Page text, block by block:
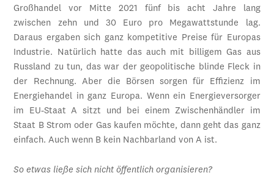
Großhandel vor Mitte 2021 fünf bis acht Jahre lang
zwischen zehn und 30 Euro pro Megawattstunde lag.
Daraus ergaben sich ganz kompetitive Preise für Europas
Industrie. Natürlich hatte das auch mit billigem Gas aus
Russland zu tun, das war der geopolitische blinde Fleck in
der Rechnung. Aber die Börsen sorgen für Effizienz im
Energiehandel in ganz Europa. Wenn ein Energieversorger
im EU-Staat A sitzt und bei einem Zwischenhändler im
Staat B Strom oder Gas kaufen möchte, dann geht das ganz
einfach. Auch wenn B kein Nachbarland von A ist.
So etwas ließe sich nicht öffentlich organisieren?